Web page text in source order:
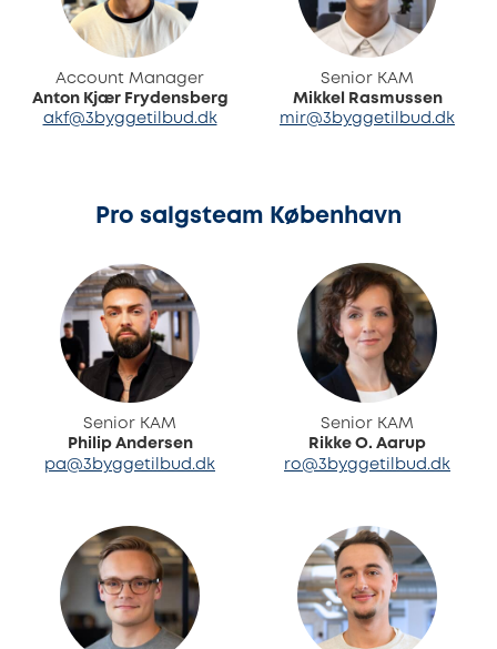
Account Manager
Anton Kjær Frydensberg
akf@3byggetilbud.dk
Senior KAM
Mikkel Rasmussen
mir@3byggetilbud.dk
Pro salgsteam København
Senior KAM
Philip Andersen
pa@3byggetilbud.dk
Senior KAM
Rikke O. Aarup
ro@3byggetilbud.dk